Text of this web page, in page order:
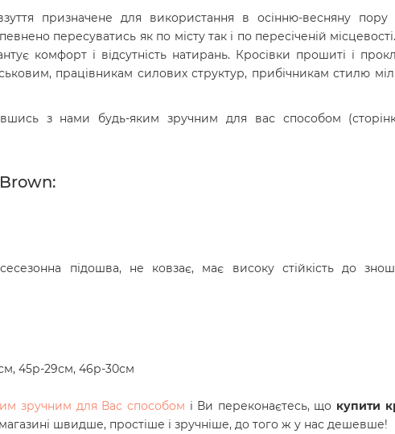
призначене для використання в осінню-весняну пору
пересуватись як по місту так і по пересіченій місцевості.
комфорт і відсутність натирань. Кросівки прошиті і
працівникам силових структур, прибічникам стилю
з нами будь-яким зручним для вас способом
підошва, не ковзає, має високу стійкість до
45р-29см, 46р-30см
зручним для Вас способом і Ви переконаєтесь, що купити
швидше, простіше і зручніше, до того ж у нас дешевше!